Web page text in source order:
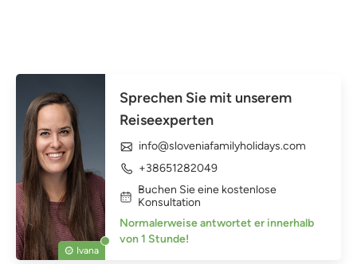
Ivana
Sprechen Sie mit unserem
Reiseexperten
info@sloveniafamilyholidays.com
+38651282049
Buchen Sie eine kostenlose
Konsultation
Normalerweise antwortet er innerhalb
von 1 Stunde!